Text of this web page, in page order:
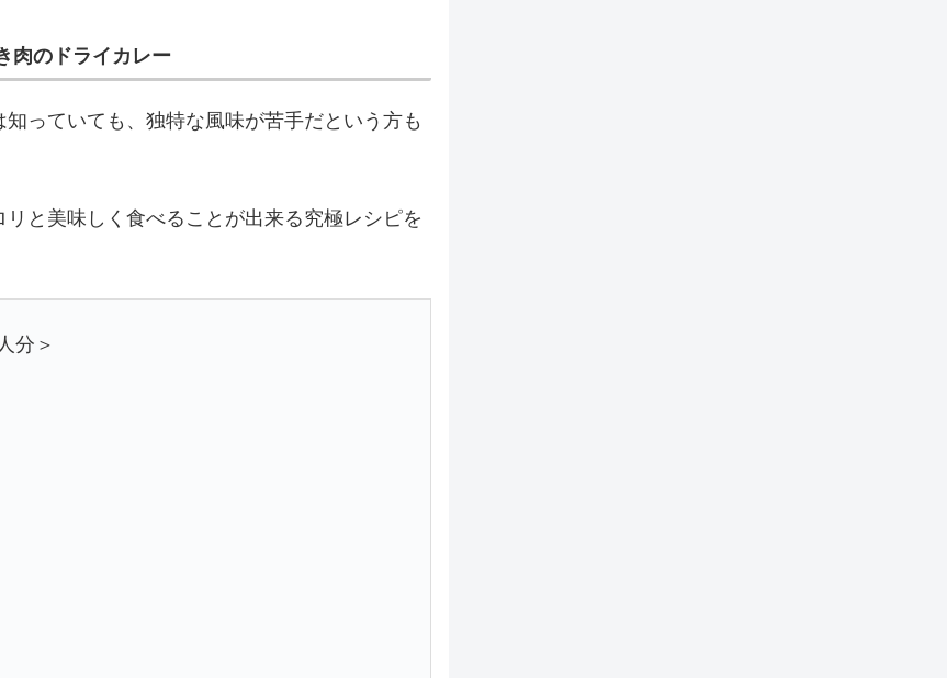
肉のドライカレー
っていても、独特な風味が苦手だという方も
と美味しく食べることが出来る究極レシピを
分＞